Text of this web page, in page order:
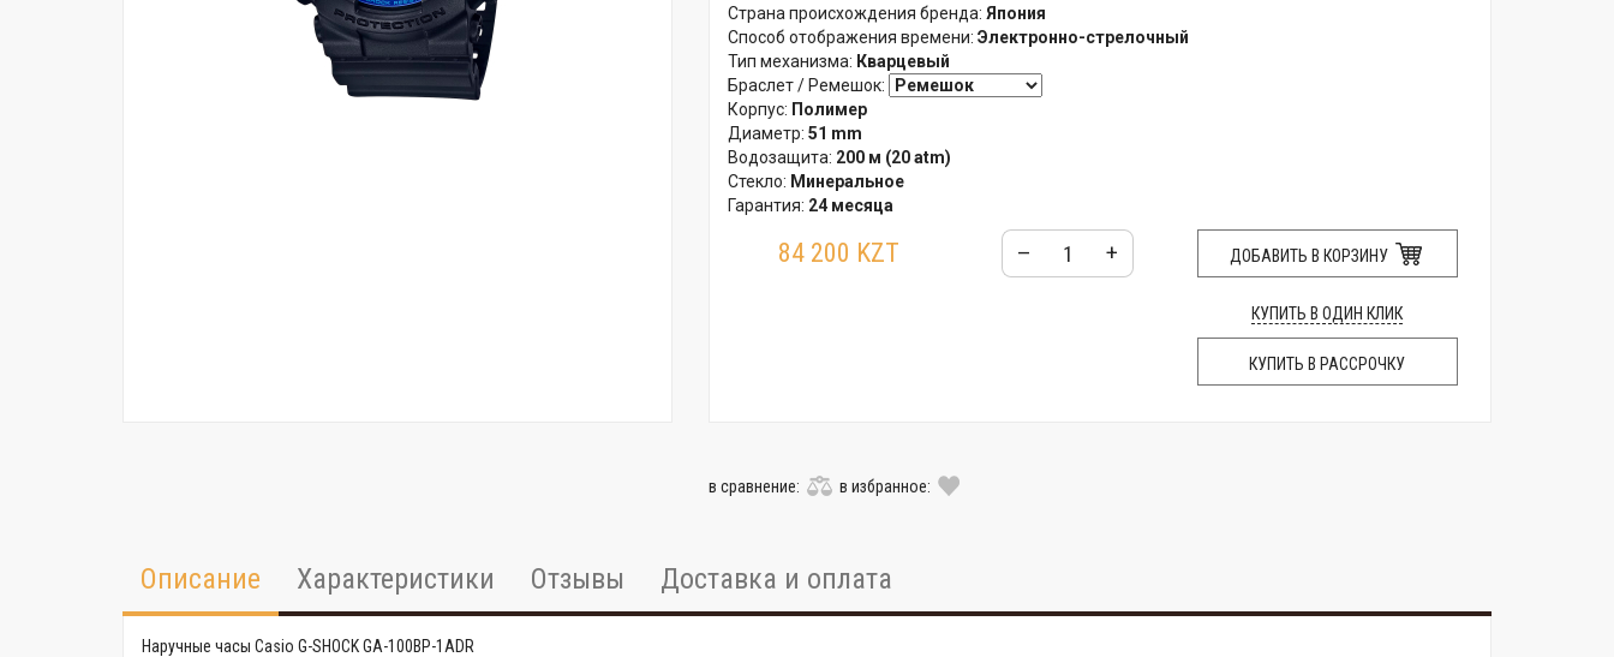
Страна происхождения бренда: Япония
Способ отображения времени: Электронно-стрелочный
Тип механизма: Кварцевый
Браслет / Ремешок:
Корпус: Полимер
Диаметр: 51 mm
Водозащита: 200 м (20 atm)
Стекло: Минеральное
Гарантия: 24 месяца
84 200 KZT – + ДОБАВИТЬ В КОРЗИНУ
КУПИТЬ В ОДИН КЛИК
КУПИТЬ В РАССРОЧКУ
в сравнение: в избранное:
Описание Характеристики Отзывы Доставка и оплата
Наручные часы Casio G-SHOCK GA-100BP-1ADR